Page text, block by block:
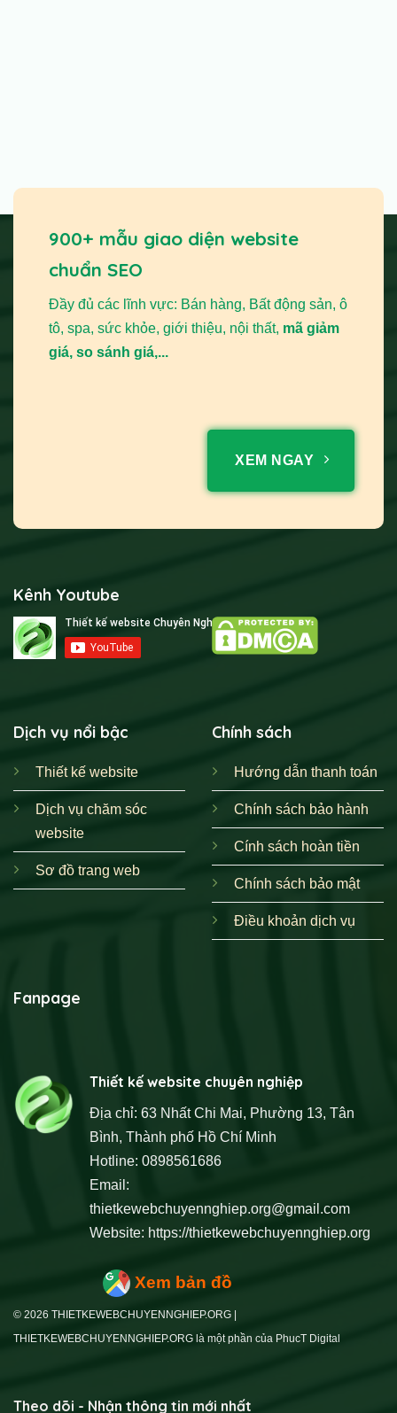
900+ mẫu giao diện website
chuẩn SEO
Đầy đủ các lĩnh vực: Bán hàng, Bất động sản, ô
tô, spa, sức khỏe, giới thiệu, nội thất, mã giảm
giá, so sánh giá,...
XEM NGAY
Kênh Youtube
Dịch vụ nổi bậc
Thiết kế website
Dịch vụ chăm sóc
website
Sơ đồ trang web
Chính sách
Hướng dẫn thanh toán
Chính sách bảo hành
Cính sách hoàn tiền
Chính sách bảo mật
Điều khoản dịch vụ
Fanpage
Thiết kế website chuyên nghiệp
Địa chỉ: 63 Nhất Chi Mai, Phường 13, Tân
Bình, Thành phố Hồ Chí Minh
Hotline: 0898561686
Email:
thietkewebchuyennghiep.org@gmail.com
Website: https://thietkewebchuyennghiep.org
Xem bản đồ
© 2026 THIETKEWEBCHUYENNGHIEP.ORG |
THIETKEWEBCHUYENNGHIEP.ORG là một phần của PhucT Digital
Theo dõi - Nhận thông tin mới nhất